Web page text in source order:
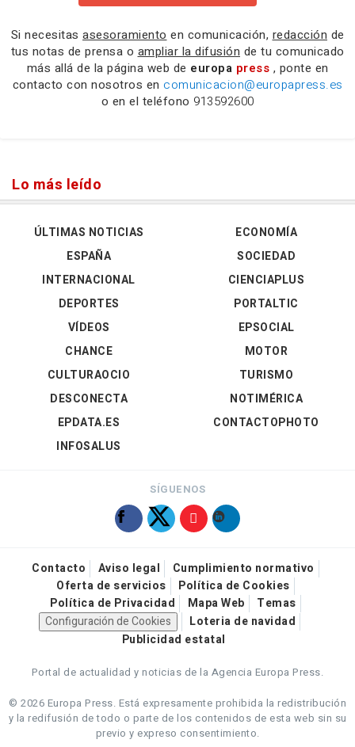
Si necesitas asesoramiento en comunicación, redacción de
tus notas de prensa o ampliar la difusión de tu comunicado
más allá de la página web de europa press , ponte en
contacto con nosotros en comunicacion@europapress.es
o en el teléfono 913592600
Lo más leído
ÚLTIMAS NOTICIAS
ESPAÑA
INTERNACIONAL
DEPORTES
VÍDEOS
ECONOMÍA
SOCIEDAD
CIENCIAPLUS
PORTALTIC
EPSOCIAL
CHANCE
CULTURAOCIO
DESCONECTA
EPDATA.ES
INFOSALUS
MOTOR
TURISMO
NOTIMÉRICA
CONTACTOPHOTO
SÍGUENOS
Contacto Aviso legal
Cumplimiento normativo
Oferta de servicios
Política de Cookies
Política de Privacidad
Mapa Web
Temas
Configuración de Cookies
Loteria de navidad
Publicidad estatal
Portal de actualidad y noticias de la Agencia Europa Press.
© 2026 Europa Press. Está expresamente prohibida la redistribución
y la redifusión de todo o parte de los contenidos de esta web sin su
previo y expreso consentimiento.